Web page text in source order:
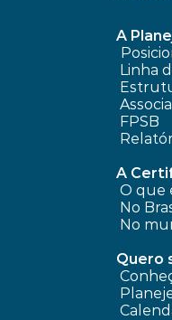
A
Linha
FPSB
A
O que
No
No
Quero